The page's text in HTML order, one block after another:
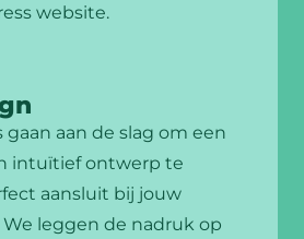
website.
gaan aan de slag om een
intuïtief ontwerp te
aansluit bij jouw
leggen de nadruk op